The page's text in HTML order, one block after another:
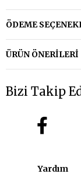
ÖDEME
ÜRÜN ÖNERILERI
Bizi Takip